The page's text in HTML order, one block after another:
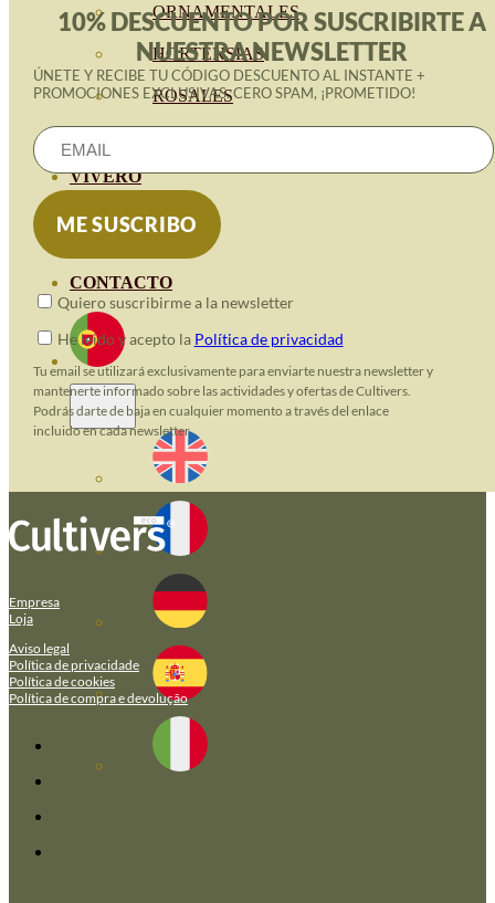
ORNAMENTALES
HORTENSIAS
ROSALES
VIVERO
CONTACTO
10% DESCUENTO POR SUSCRIBIRTE A
NUESTRA NEWSLETTER
ÚNETE Y RECIBE TU CÓDIGO DESCUENTO AL INSTANTE +
PROMOCIONES EXCLUSIVAS. CERO SPAM, ¡PROMETIDO!
Quiero suscribirme a la newsletter
He leido y acepto la Política de privacidad
Tu email se utilizará exclusivamente para enviarte nuestra newsletter y
mantenerte informado sobre las actividades y ofertas de Cultivers.
Podrás darte de baja en cualquier momento a través del enlace
incluido en cada newsletter.
Empresa
Loja
Aviso legal
Política de privacidade
Política de cookies
Política de compra e devolução